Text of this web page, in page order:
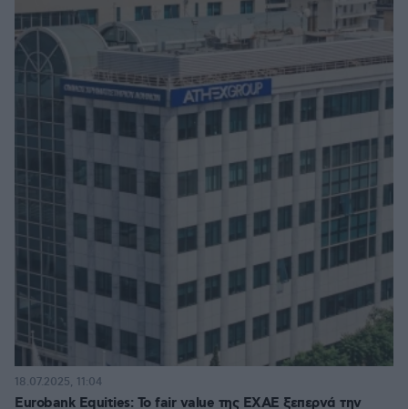
Eurobank Equities: Το fair value της ΕΧΑΕ ξεπερνά την
18.07.2025, 11:04